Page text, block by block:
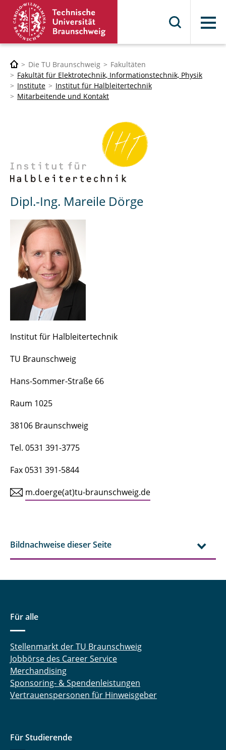
Menü
Die TU Braunschweig
Fakultäten
Fakultät für Elektrotechnik, Informationstechnik, Physik
Institute
Institut für Halbleitertechnik
Mitarbeitende und Kontakt
Dipl.-Ing. Mareile Dörge
Institut für Halbleitertechnik
TU Braunschweig
Hans-Sommer-Straße 66
Raum 1025
38106 Braunschweig
Tel. 0531 391-3775
Fax 0531 391-5844
m.doerge(at)tu-braunschweig.de
Bildnachweise dieser Seite
Für alle
Stellenmarkt der TU Braunschweig
Jobbörse des Career Service
Merchandising
Sponsoring- & Spendenleistungen
Vertrauenspersonen für Hinweisgeber
Für Studierende